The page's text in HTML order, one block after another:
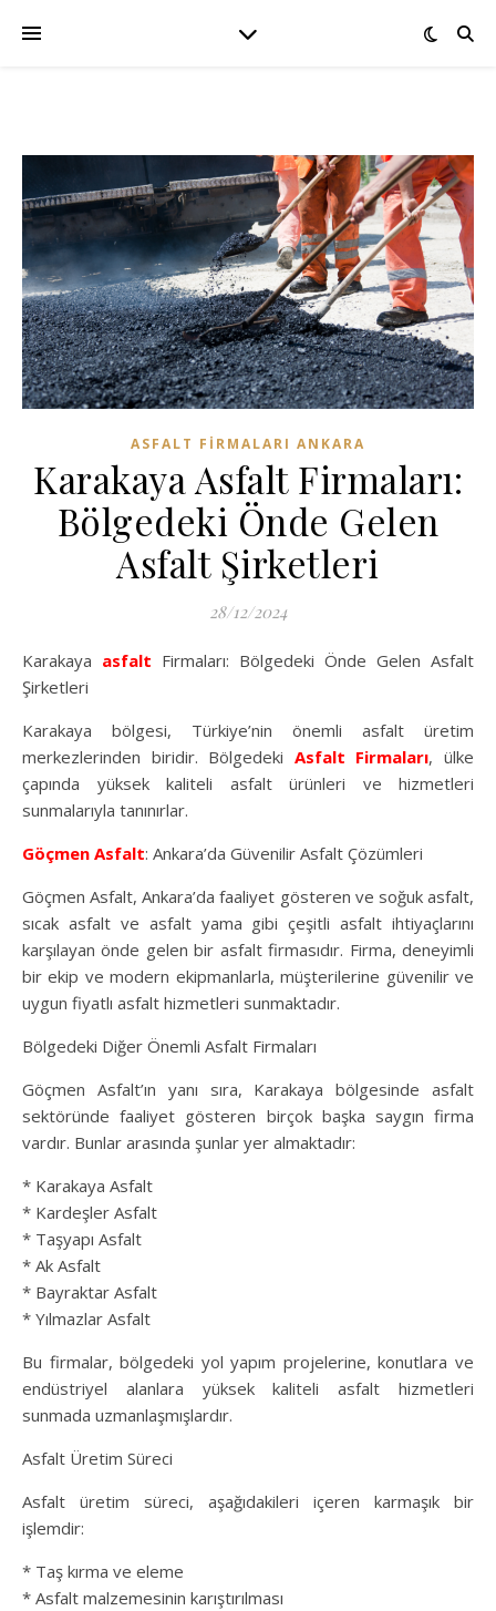
ASFALT FIRMALARI ANKARA
Karakaya Asfalt Firmaları:
Bölgedeki Önde Gelen
Asfalt Şirketleri
28/12/2024
Karakaya asfalt Firmaları: Bölgedeki Önde Gelen Asfalt
Şirketleri
Karakaya bölgesi, Türkiye’nin önemli asfalt üretim
merkezlerinden biridir. Bölgedeki Asfalt Firmaları, ülke
çapında yüksek kaliteli asfalt ürünleri ve hizmetleri
sunmalarıyla tanınırlar.
Göçmen Asfalt: Ankara’da Güvenilir Asfalt Çözümleri
Göçmen Asfalt, Ankara’da faaliyet gösteren ve soğuk asfalt,
sıcak asfalt ve asfalt yama gibi çeşitli asfalt ihtiyaçlarını
karşılayan önde gelen bir asfalt firmasıdır. Firma, deneyimli
bir ekip ve modern ekipmanlarla, müşterilerine güvenilir ve
uygun fiyatlı asfalt hizmetleri sunmaktadır.
Bölgedeki Diğer Önemli Asfalt Firmaları
Göçmen Asfalt’ın yanı sıra, Karakaya bölgesinde asfalt
sektöründe faaliyet gösteren birçok başka saygın firma
vardır. Bunlar arasında şunlar yer almaktadır:
* Karakaya Asfalt
* Kardeşler Asfalt
* Taşyapı Asfalt
* Ak Asfalt
* Bayraktar Asfalt
* Yılmazlar Asfalt
Bu firmalar, bölgedeki yol yapım projelerine, konutlara ve
endüstriyel alanlara yüksek kaliteli asfalt hizmetleri
sunmada uzmanlaşmışlardır.
Asfalt Üretim Süreci
Asfalt üretim süreci, aşağıdakileri içeren karmaşık bir
işlemdir:
* Taş kırma ve eleme
* Asfalt malzemesinin karıştırılması